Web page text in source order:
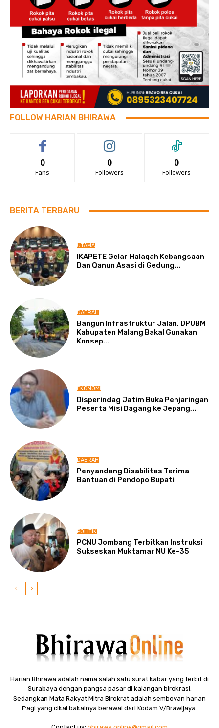
FOLLOW HARIAN BHIRAWA
0
Fans
0
Followers
0
Followers
BERITA TERBARU
UTAMA
IKAPETE Gelar Halaqah Kebangsaan
Dan Qanun Asasi di Gedung...
DAERAH
Bangun Infrastruktur Jalan, DPUBM
Kabupaten Malang Bakal Gunakan
Konsep...
EKONOMI
Disperindag Jatim Buka Penjaringan
Peserta Misi Dagang ke Jepang,...
DAERAH
Penyandang Disabilitas Terima
Bantuan di Pendopo Bupati
POLITIK
PCNU Jombang Terbitkan Instruksi
Sukseskan Muktamar NU Ke-35
Harian Bhirawa adalah nama salah satu surat kabar yang terbit di
Surabaya dengan pangsa pasar di kalangan birokrasi.
Sedangkan Mata Rakyat Mitra Birokrat adalah semboyan harian
Pagi yang cikal bakalnya berawal dari Kodam V/Brawijaya.